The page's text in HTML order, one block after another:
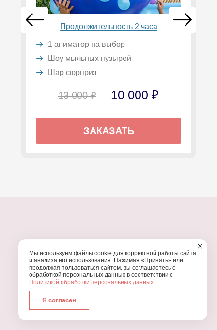
Продолжительность 2 часа
1 аниматор на выбор
Шоу мыльных пузырей
Шар сюрприз
13 000 ₽ 10 000 ₽
ЗАКАЗАТЬ
УЗНАЙТЕ, ПОЧЕМУ ПРОВЕДЕНИЕВАШЕГО
ПРАЗДНИКА СТОИТ ДОВЕРИТЬ НАМ
Работаем с 2016 года
Мы используем файлы cookie для корректной работы сайта
и анализа его использования. Нажимая «Принять» или
продолжая пользоваться сайтом, вы соглашаетесь с
обработкой персональных данных в соответствии с
Политикой обработки персональных данных.
Я согласен